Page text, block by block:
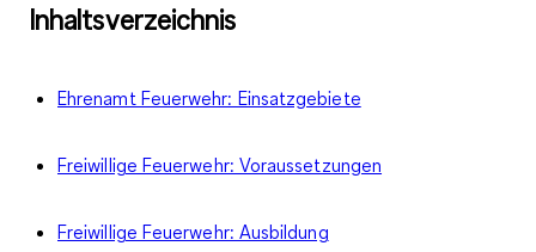
Inhaltsverzeichnis
Ehrenamt Feuerwehr: Einsatzgebiete
Freiwillige Feuerwehr: Voraussetzungen
Freiwillige Feuerwehr: Ausbildung